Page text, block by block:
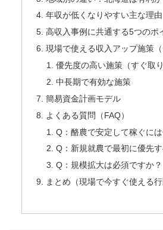
年収が低くなりやすい主な理由
高収入事例に共通する5つのポ
現場で使える収入アップ施策（
優先度の高い施策（すぐ取り
中長期で有効な施策
簡易資金計画モデル
よくある質問（FAQ）
Q：酪農で安定して稼ぐに
Q：新規就農で最初に優先
Q：規模拡大は必須ですか？
まとめ（現場で今すぐ使える行